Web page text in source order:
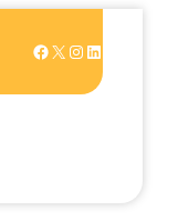
Facebook X Instagram LinkedIn